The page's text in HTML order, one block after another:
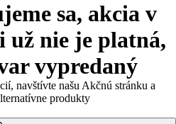
sa, akcia v
už nie je platná,
vypredaný
navštívte našu Akčnú stránku a
produkty